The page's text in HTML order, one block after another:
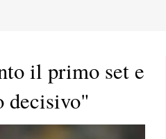
il primo set e
decisivo"